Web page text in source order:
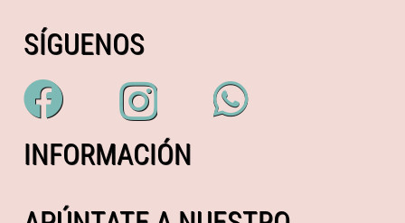
SÍGUENOS
INFORMACIÓN